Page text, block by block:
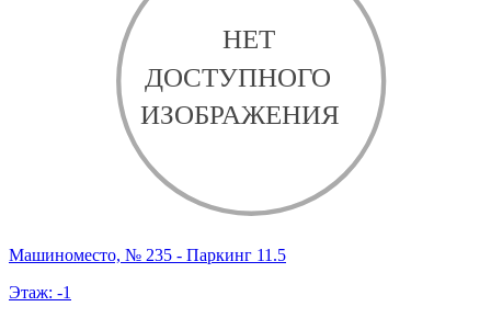
Машиноместо, № 235 - Паркинг 11.5
Этаж: -1